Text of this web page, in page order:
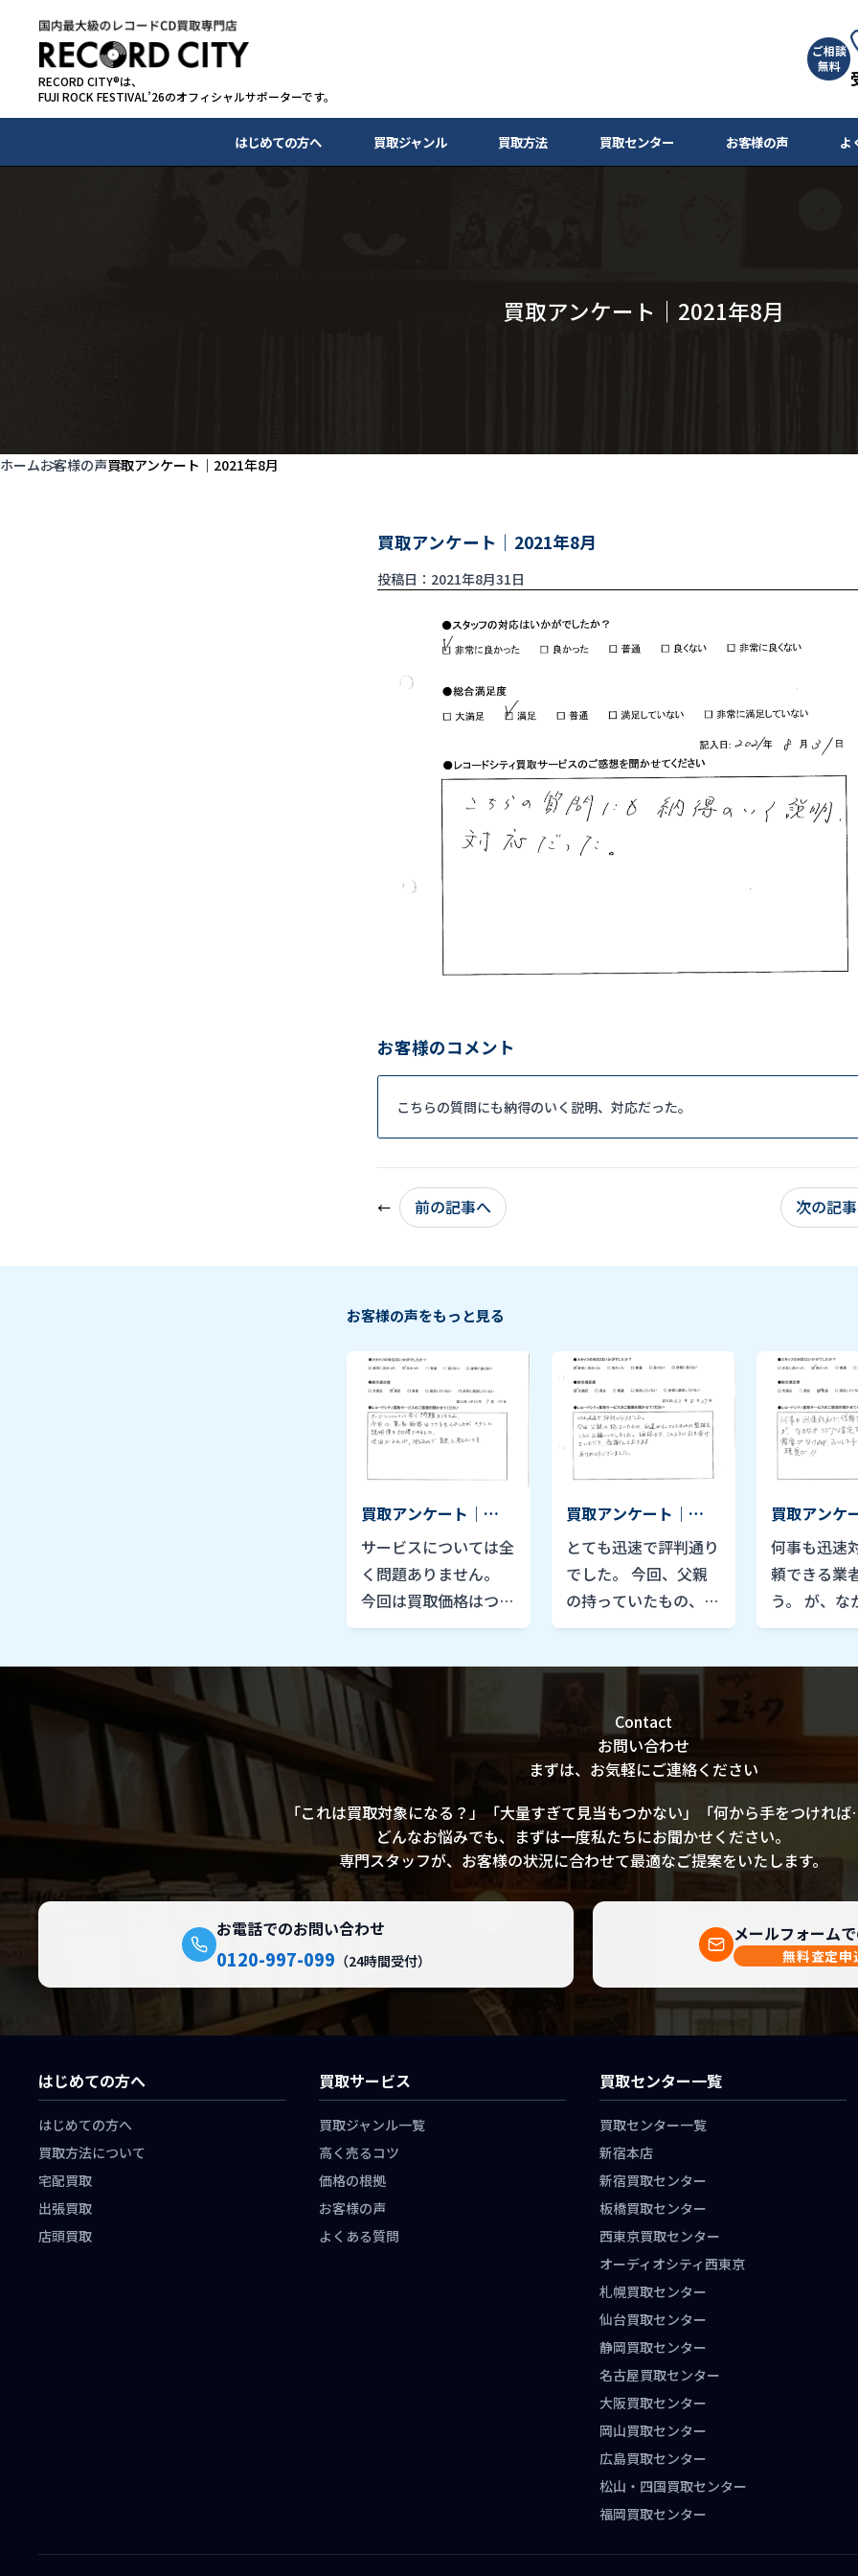
RECORD CITY®は、
FUJI ROCK FESTIVAL’26のオフィシャルサポーターです。
ご相談
無料
はじめての方へ 買取ジャンル 買取方法 買取センター お客様の声 よ
買取アンケート｜2021年8月
ホームお客様の声買取アンケート｜2021年8月
買取アンケート｜2021年8月
投稿日：2021年8月31日
お客様のコメント
こちらの質問にも納得のいく説明、対応だった。
前の記事へ 次の記
お客様の声をもっと見る
買取アンケート｜
2022年7月
サービスについては全
く問題ありません。
今回は買取価格はつき
ませんでしたが、きち
得できました。 次回
があれば、持ち込みで
査定を考えています。
買取アンケート｜
2021年8月
とても迅速で評判通り
でした。 今回、父親
の持っていたもの、私
達がもっていたものの
たしました。価格よ
けていただき、感謝し
ております。 ありが
とうございました。
買取アンケ
2021年12月
何事も迅速
頼できる業
う。 が、な
ビアな査定
のが現実か
Contact
お問い合わせ
まずは、お気軽にご連絡ください
「これは買取対象になる？」「大量すぎて見当もつかない」「何から手をつけれ
どんなお悩みでも、まずは一度私たちにお聞かせください。
専門スタッフが、お客様の状況に合わせて最適なご提案をいたします。
お電話でのお問い合わせ
0120-997-099 （24時間受付）
メールフォーム
無料査定申
はじめての方へ
はじめての方へ
買取方法について
宅配買取
出張買取
店頭買取
買取サービス
買取ジャンル一覧
高く売るコツ
価格の根拠
お客様の声
よくある質問
買取センター一覧
買取センター一覧
新宿本店
新宿買取センター
板橋買取センター
西東京買取センター
オーディオシティ西東京
札幌買取センター
仙台買取センター
静岡買取センター
名古屋買取センター
大阪買取センター
岡山買取センター
広島買取センター
松山・四国買取センター
福岡買取センター